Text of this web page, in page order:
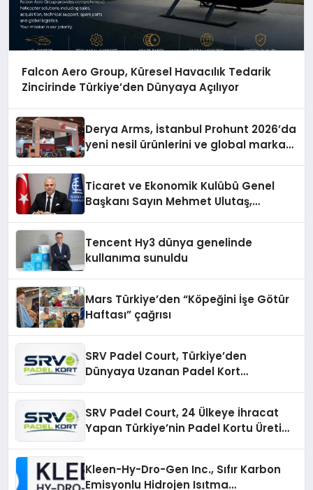
Falcon Aero Group, Küresel Havacılık Tedarik
Zincirinde Türkiye’den Dünyaya Açılıyor
Derya Arms, İstanbul Prohunt 2026’da
yeni nesil ürünlerini ve global marka
Ticaret ve Ekonomik Kulübü Genel
Başkanı Sayın Mehmet Ulutaş,
Tencent Hy3 dünya genelinde
kullanıma sunuldu
Mars Türkiye’den “Köpeğini İşe Götür
Haftası” çağrısı
SRV Padel Court, Türkiye’den
Dünyaya Uzanan Padel Kort
SRV Padel Court, 24 Ülkeye İhracat
Yapan Türkiye’nin Padel Kortu Üretim
Kleen-Hy-Dro-Gen Inc., Sıfır Karbon
Emisyonlu Hidrojen Isıtma